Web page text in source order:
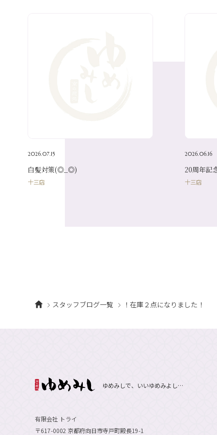
2026.07.15
白髪対策(◎_◎)
十三店
2026.06.16
20周年記
十三店
スタッフブログ一覧 ！在庫２点になりました！
ゆめみしで、いいゆめみよし…
有限会社 トライ
〒617-0002 京都府向日市寺戸町殿長19-1